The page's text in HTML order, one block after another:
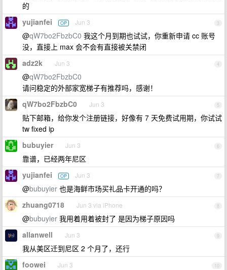
的
3
yujianfei OP Jun 3
@qW7bo2FbzbC0 我这个月到期也试试，你重新申请 cc 账号
没，直接上 max 会不会有直接被关禁闭
4
adz2k Jun 3
@qW7bo2FbzbC0
请问稳定的外部家宽梯子有推荐吗，感谢！
5
qW7bo2FbzbC0 Jun 3
贴下邮箱，给你发个注册链接，好像有 7 天免费试用期，你试试
tw fixed ip
6
bubuyier Jun 3
靠谱，已经两年尼区
7
yujianfei OP Jun 3
@bubuyier 也是海鲜市场买礼品卡开通的吗？
8
zhuang0718 Jun 3 via iPhone
@bubuyier 我用着用着被封了 是因为梯子原因吗
9
allanwell Jun 3
我从美区迁到尼区 2 个月了，还行
10
foowei Jun 3